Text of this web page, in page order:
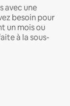
avec une
besoin pour
un mois ou
à la sous-